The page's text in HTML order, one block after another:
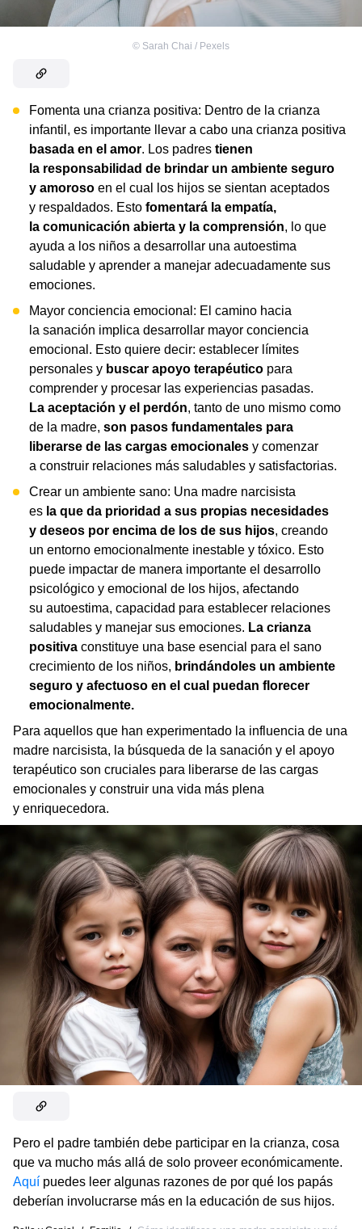
© Sarah Chai / Pexels
Fomenta una crianza positiva: Dentro de la crianza
infantil, es importante llevar a cabo una crianza positiva
basada en el amor. Los padres tienen
la responsabilidad de brindar un ambiente seguro
y amoroso en el cual los hijos se sientan aceptados
y respaldados. Esto fomentará la empatía,
la comunicación abierta y la comprensión, lo que
ayuda a los niños a desarrollar una autoestima
saludable y aprender a manejar adecuadamente sus
emociones.
Mayor conciencia emocional: El camino hacia
la sanación implica desarrollar mayor conciencia
emocional. Esto quiere decir: establecer límites
personales y buscar apoyo terapéutico para
comprender y procesar las experiencias pasadas.
La aceptación y el perdón, tanto de uno mismo como
de la madre, son pasos fundamentales para
liberarse de las cargas emocionales y comenzar
a construir relaciones más saludables y satisfactorias.
Crear un ambiente sano: Una madre narcisista
es la que da prioridad a sus propias necesidades
y deseos por encima de los de sus hijos, creando
un entorno emocionalmente inestable y tóxico. Esto
puede impactar de manera importante el desarrollo
psicológico y emocional de los hijos, afectando
su autoestima, capacidad para establecer relaciones
saludables y manejar sus emociones. La crianza
positiva constituye una base esencial para el sano
crecimiento de los niños, brindándoles un ambiente
seguro y afectuoso en el cual puedan florecer
emocionalmente.
Para aquellos que han experimentado la influencia de una
madre narcisista, la búsqueda de la sanación y el apoyo
terapéutico son cruciales para liberarse de las cargas
emocionales y construir una vida más plena
y enriquecedora.
Pero el padre también debe participar en la crianza, cosa
que va mucho más allá de solo proveer económicamente.
Aquí puedes leer algunas razones de por qué los papás
deberían involucrarse más en la educación de sus hijos.